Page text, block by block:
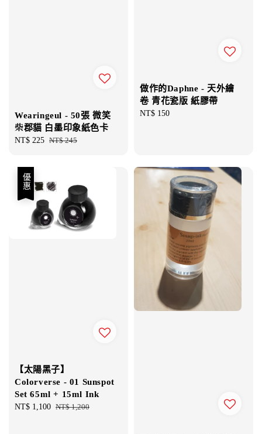
Wearingeul - 50張 微笑
柴郡貓 白墨印象紙色卡
Sale
NT$ 225 Regular
NT$ 245
做作的Daphne - 天外繪
卷 青花瓷版 紙膠帶
Regular
NT$ 150
優惠
【太陽黑子】
Colorverse - 01 Sunspot
Set 65ml + 15ml Ink
Sale
NT$ 1,100 Regular
NT$ 1,200